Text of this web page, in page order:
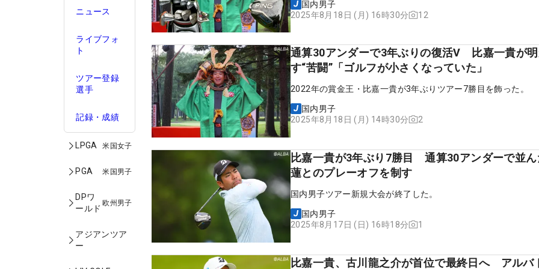
ニュース
ライブフォ
ト
ツアー登録
選手
記録・成績
LPGA 米国女子
PGA 米国男子
DPワ
ールド
欧州男子
アジアンツア
ー
国内男子
2025年8月18日 (月) 16時30分
12
通算30アンダーで3年ぶりの復活V 比嘉一貴が
す“苦闘”「ゴルフが小さくなっていた」
2022年の賞金王・比嘉一貴が3年ぶりツアー7勝目を飾った。
国内男子
2025年8月18日 (月) 14時30分
2
比嘉一貴が3年ぶり7勝目 通算30アンダーで並ん
蓮とのプレーオフを制す
国内男子ツアー新規大会が終了した。
国内男子
2025年8月17日 (日) 16時18分
1
比嘉一貴、古川龍之介が首位で最終日へ アルバ